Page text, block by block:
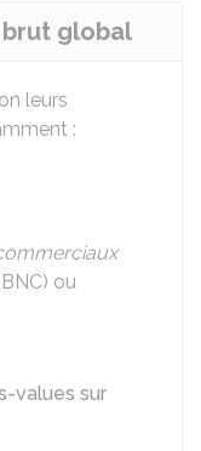
global
leurs
:
ou
values sur